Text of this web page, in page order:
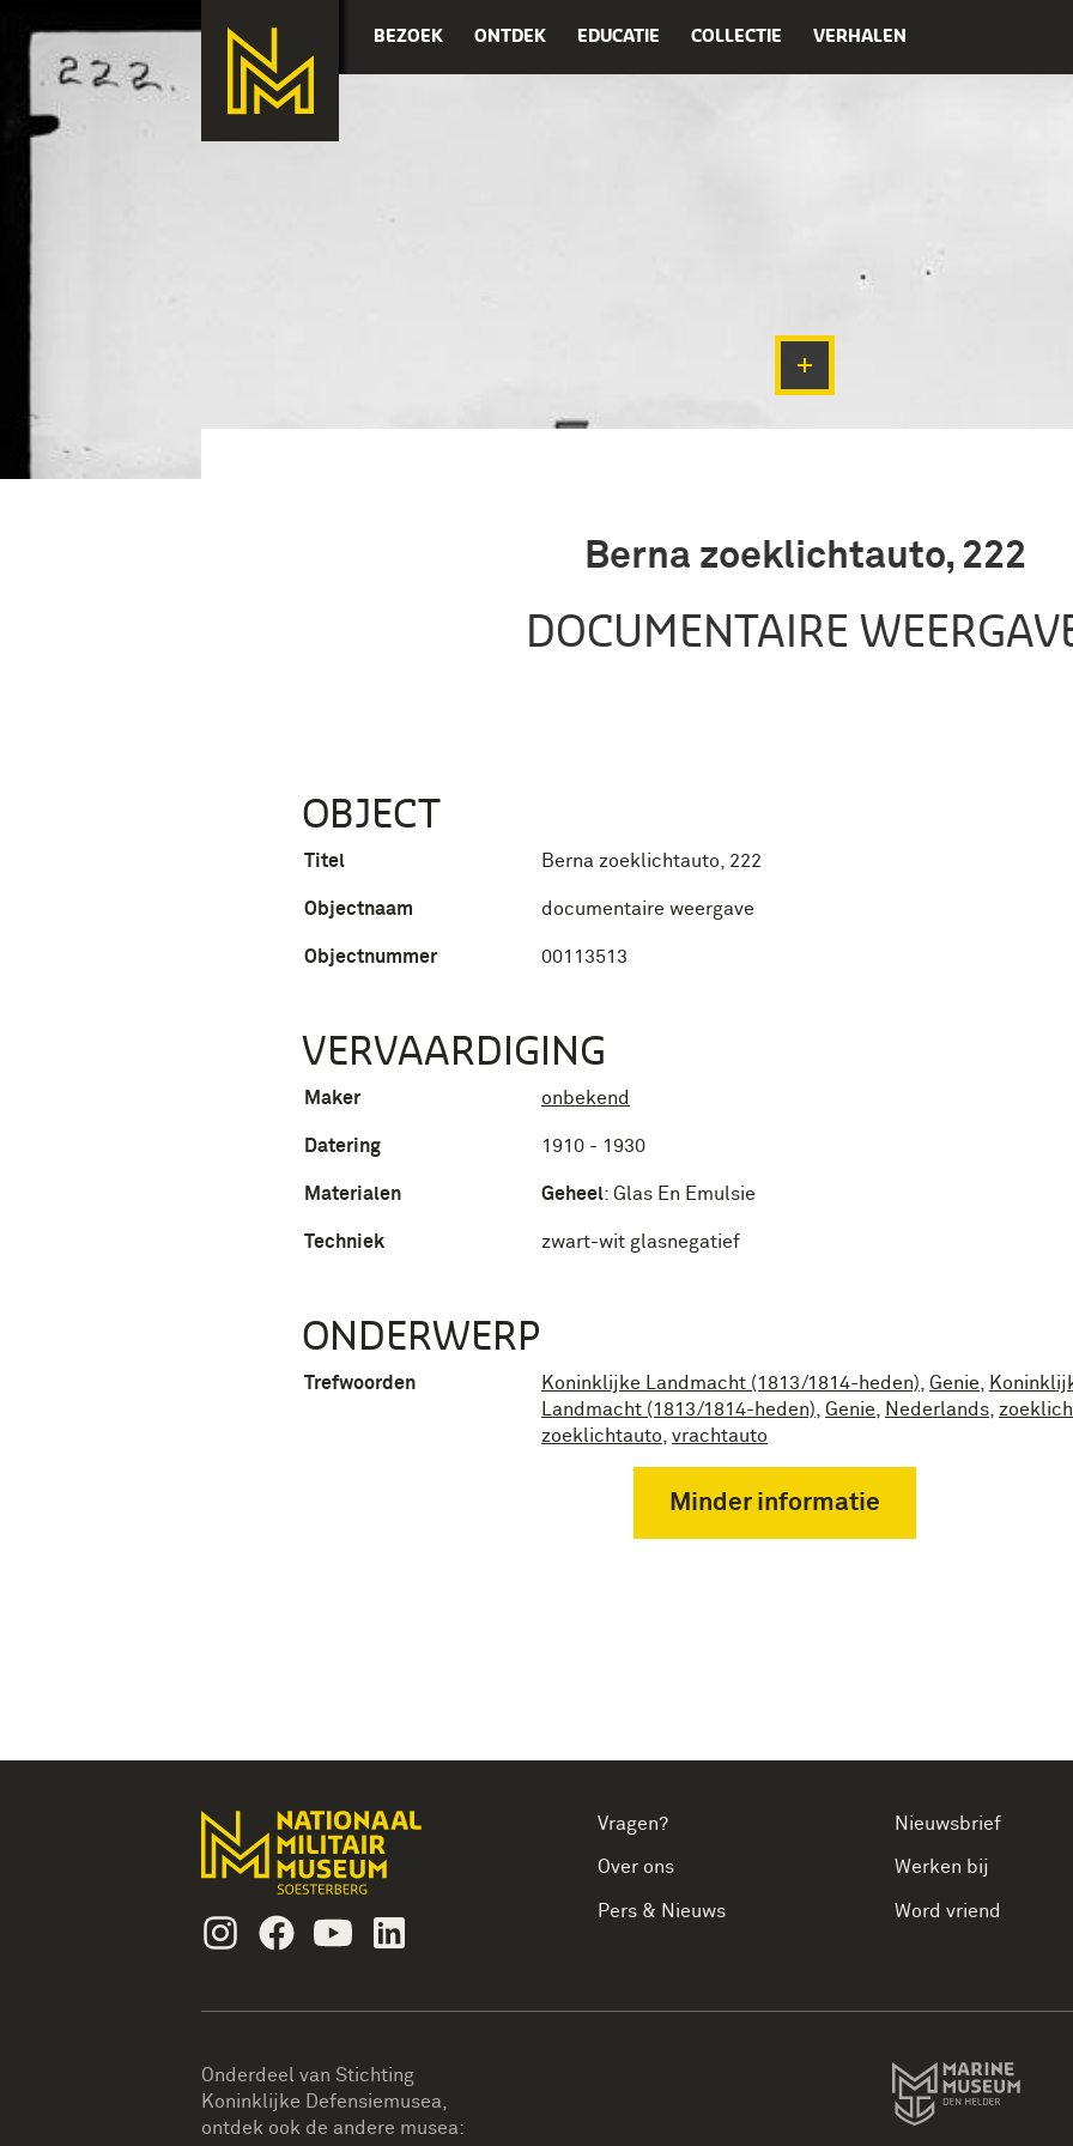
BEZOEK ONTDEK EDUCATIE COLLECTIE VERHALEN
Berna zoeklichtauto, 222
DOCUMENTAIRE
OBJECT
Titel Berna zoeklichtauto, 222
Objectnaam documentaire weergave
Objectnummer 00113513
VERVAARDIGING
Maker onbekend
Datering 1910 - 1930
Materialen Geheel: Glas En Emulsie
Techniek zwart-wit glasnegatief
ONDERWERP
Trefwoorden Koninklijke Landmacht (1813/1814-heden) Genie
Landmacht (1813/1814-heden) Genie Nederlands
zoeklichtauto vrachtauto
Minder informatie
InstagramFacebookYoutube
Vragen?
Over ons
Pers & Nieuws
Nieuwsbrief
Werken bij
Word vriend
Onderdeel van Stichting
Koninklijke Defensiemusea,
ontdek ook de andere musea: